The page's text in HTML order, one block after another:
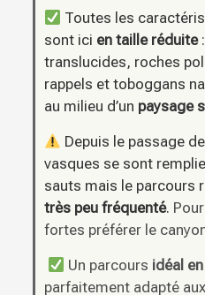
Toutes les
sont ici en taille réduite:
translucides, roches
rappels et toboggans
au milieu d’un paysage
Depuis le passage
vasques se sont
sauts mais le parcours
très peu fréquenté.
fortes préférer le
Un parcours idéal
parfaitement adapté aux